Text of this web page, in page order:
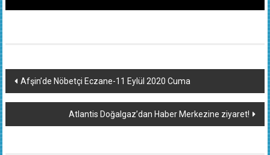
Yazı
dolaşımı
Afşin’de Nöbetçi Eczane-11 Eylül 2020 Cuma
Atlantis Doğalgaz’dan Haber Merkezine ziyaret!